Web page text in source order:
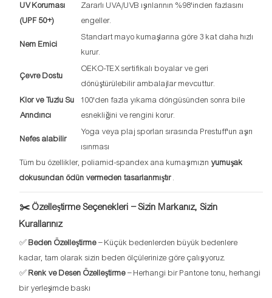
UV Koruması
(UPF 50+)
Zararlı UVA/UVB ışınlarının %98'inden fazlasını
engeller.
Nem Emici
Standart mayo kumaşlarına göre 3 kat daha hızlı
kurur.
Çevre Dostu
OEKO-TEX sertifikalı boyalar ve geri
dönüştürülebilir ambalajlar mevcuttur.
Klor ve Tuzlu Su
Arındırıcı
100'den fazla yıkama döngüsünden sonra bile
esnekliğini ve rengini korur.
Nefes alabilir
Yoga veya plaj sporları sırasında Prestuff'un aşırı
ısınması
Tüm bu özellikler, poliamid-spandex ana kumaşımızın yumuşak
dokusundan ödün vermeden tasarlanmıştır.
✂️ Özelleştirme Seçenekleri – Sizin Markanız, Sizin
Kurallarınız
✅Beden Özelleştirme– Küçük bedenlerden büyük bedenlere
kadar, tam olarak sizin beden ölçülerinize göre çalışıyoruz.
✅Renk ve Desen Özelleştirme– Herhangi bir Pantone tonu, herhangi
bir yerleşimde baskı